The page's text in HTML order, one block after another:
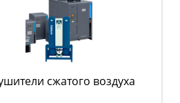
сжатого воздуха